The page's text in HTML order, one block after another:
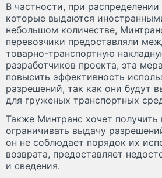
В частности, при
которые выдаются
небольшом количестве,
перевозчики предоставляли
товарно-транспортную
разработчиков проекта, эта
повысить эффективность
разрешений, так как они будут
для груженых транспортных
Также Минтранс хочет получить
ограничивать выдачу
он не соблюдает порядок их
возврата, предоставляет
и сведения.